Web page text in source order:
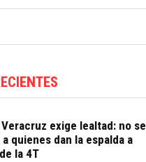
exige lealtad: no se
quienes dan la espalda a
la 4T